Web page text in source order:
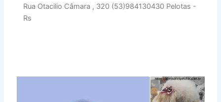
Rua Otacilio Câmara , 320 (53)984130430 Pelotas -
Rs